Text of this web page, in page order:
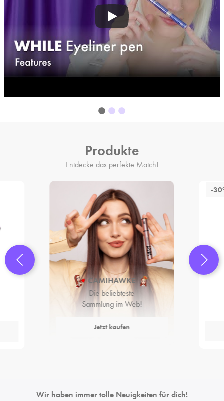
Produkte
Entdecke das perfekte Match!
CAMIHAWKE
Die beliebteste
Sammlung im Web!
Jetzt kaufen
-
Wir haben immer tolle Neuigkeiten für dich!